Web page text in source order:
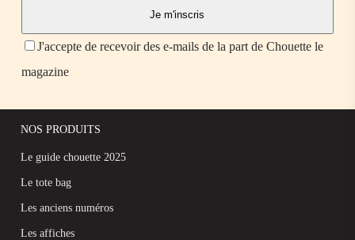
J'accepte de recevoir des e-mails de la part de Chouette le
magazine
NOS PRODUITS
Le guide chouette 2025
Le tote bag
Les anciens numéros
Les affiches